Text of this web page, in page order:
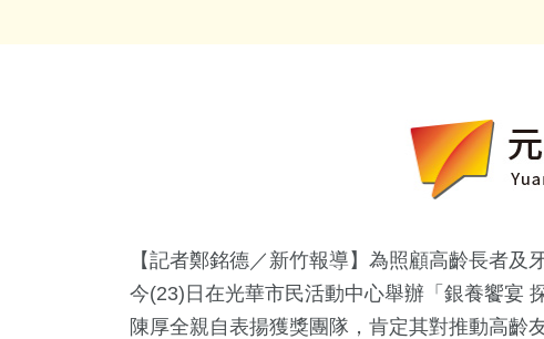
【記者鄭銘德／新竹報導】為照顧高齡長者
今(23)日在光華市民活動中心舉辦「銀養饗宴
陳厚全親自表揚獲獎團隊，肯定其對推動高齡